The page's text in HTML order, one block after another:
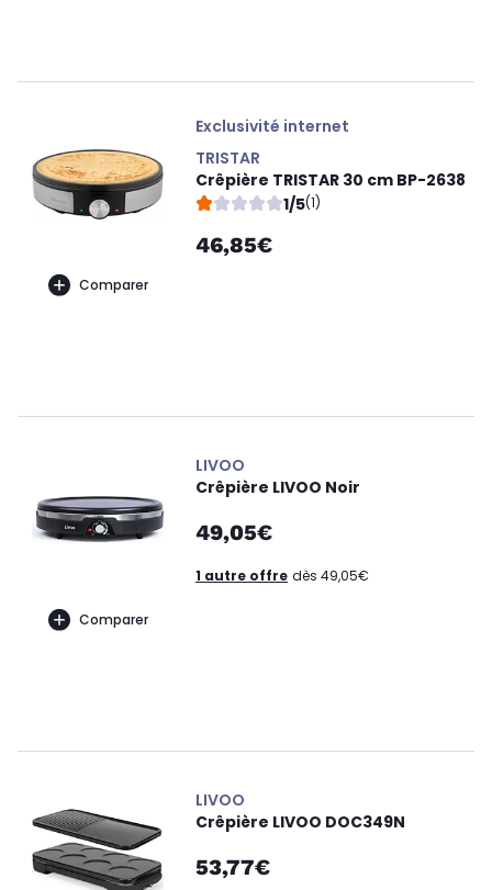
Comparer
Exclusivité internet
TRISTAR
Crêpière TRISTAR 30 cm BP-2638
1/5(1)
46,85€
Comparer
LIVOO
Crêpière LIVOO Noir
49,05€
1 autre offre dès 49,05€
LIVOO
Crêpière LIVOO DOC349N
53,77€